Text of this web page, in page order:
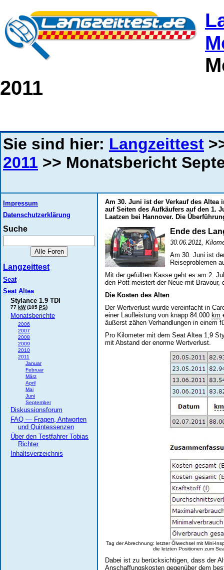
2011
Sie sind hier: Langzeittest
2011 >> Monatsbericht
Impressum
Datenschutzerklärung
Suche
Langzeittest
Seat
Seat Altea
Stylance 1.9 TDI
77 kW(105 PS)
Monatsberichte
2006
2007
2008
2009
2010
2011
Januar
Februar
März
April
Mai
Juni
September
Diskussionsforum
FAQ — Fragen, Antworten
und Quintessenzen
Über den Testfahrer Tobias
Richter
Inhaltsverzeichnis
Am 30. Juni ist der Verkauf des Altea
auf Seiten des Aufkäufers auf den 1.
Laatzen bei Hannover. Die
Ende des
30.06.2011,
Am 30. Juni ist
Reiseproblemen
Mit der gefüllten Kasse geht es am 2.
den Pott meistert der Neue mit
Die Kosten des Alten
Der Wertverlust wurde vereinfacht in
einer Laufleistung von knapp 84.000 km
äußerst zähen Verhandlungen in einem
Pro Kilometer mit dem Seat Altea 1,9
mit Abstand der enorme Wertverlust.
Tag der Abrechnung: letzter Ölwechsel mit Mini-
die letzten Positionen zum
Dabei ist zu berücksichtigen, dass der
Anschaffungskosten gegenüber dem